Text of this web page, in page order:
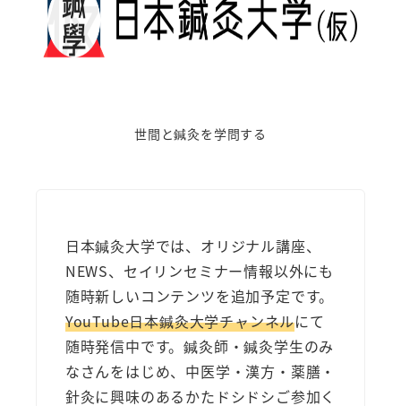
世間と鍼灸を学問する
日本鍼灸大学では、オリジナル講座、
NEWS、セイリンセミナー情報以外にも
随時新しいコンテンツを追加予定です。
YouTube日本鍼灸大学チャンネルにて
随時発信中です。鍼灸師・鍼灸学生のみ
なさんをはじめ、中医学・漢方・薬膳・
針灸に興味のあるかたドシドシご参加く